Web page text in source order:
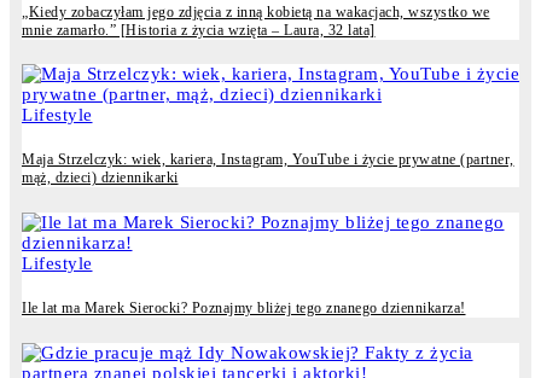
„Kiedy zobaczyłam jego zdjęcia z inną kobietą na wakacjach, wszystko we
mnie zamarło.” [Historia z życia wzięta – Laura, 32 lata]
Lifestyle
Maja Strzelczyk: wiek, kariera, Instagram, YouTube i życie prywatne (partner,
mąż, dzieci) dziennikarki
Lifestyle
Ile lat ma Marek Sierocki? Poznajmy bliżej tego znanego dziennikarza!